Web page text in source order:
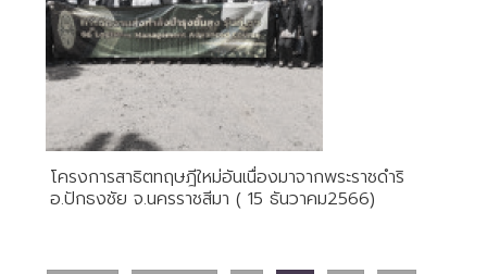
โครงการสาธิตทฤษฎีใหม่อันเนื่องมาจากพระราชดำริ
อ.ปักธงชัย จ.นครราชสีมา ( 15 ธันวาคม2566)